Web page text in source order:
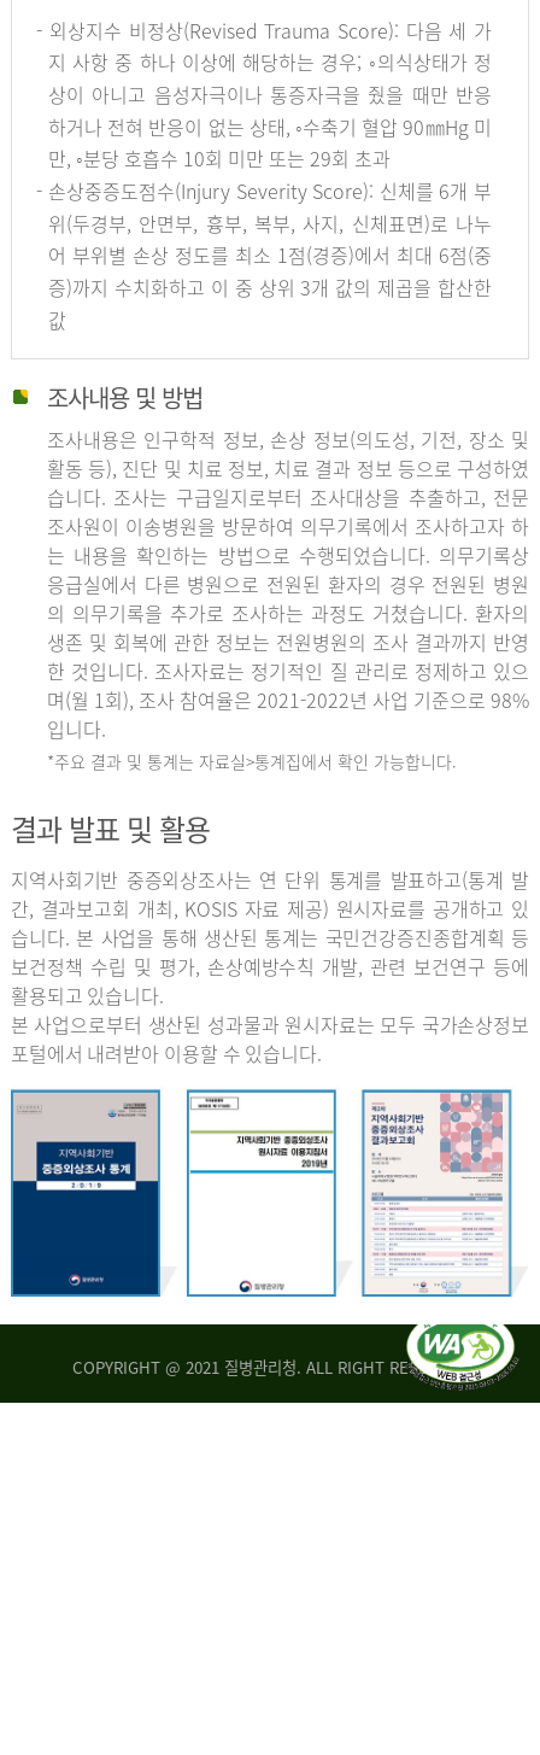
- 외상지수 비정상(Revised Trauma Score): 다음 세 가
지 사항 중 하나 이상에 해당하는 경우; ◦의식상태가 정
상이 아니고 음성자극이나 통증자극을 줬을 때만 반응
하거나 전혀 반응이 없는 상태, ◦수축기 혈압 90㎜Hg 미
만, ◦분당 호흡수 10회 미만 또는 29회 초과
- 손상중증도점수(Injury Severity Score): 신체를 6개 부
위(두경부, 안면부, 흉부, 복부, 사지, 신체표면)로 나누
어 부위별 손상 정도를 최소 1점(경증)에서 최대 6점(중
증)까지 수치화하고 이 중 상위 3개 값의 제곱을 합산한
값
조사내용 및 방법
조사내용은 인구학적 정보, 손상 정보(의도성, 기전, 장소 및
활동 등), 진단 및 치료 정보, 치료 결과 정보 등으로 구성하였
습니다. 조사는 구급일지로부터 조사대상을 추출하고, 전문
조사원이 이송병원을 방문하여 의무기록에서 조사하고자 하
는 내용을 확인하는 방법으로 수행되었습니다. 의무기록상
응급실에서 다른 병원으로 전원된 환자의 경우 전원된 병원
의 의무기록을 추가로 조사하는 과정도 거쳤습니다. 환자의
생존 및 회복에 관한 정보는 전원병원의 조사 결과까지 반영
한 것입니다. 조사자료는 정기적인 질 관리로 정제하고 있으
며(월 1회), 조사 참여율은 2021-2022년 사업 기준으로 98%
입니다.
*주요 결과 및 통계는 자료실>통계집에서 확인 가능합니다.
결과 발표 및 활용
지역사회기반 중증외상조사는 연 단위 통계를 발표하고(통계 발
간, 결과보고회 개최, KOSIS 자료 제공) 원시자료를 공개하고 있
습니다. 본 사업을 통해 생산된 통계는 국민건강증진종합계획 등
보건정책 수립 및 평가, 손상예방수칙 개발, 관련 보건연구 등에
활용되고 있습니다.
본 사업으로부터 생산된 성과물과 원시자료는 모두 국가손상정보
포털에서 내려받아 이용할 수 있습니다.
COPYRIGHT @ 2021 질병관리청. ALL RIGHT RESERVED